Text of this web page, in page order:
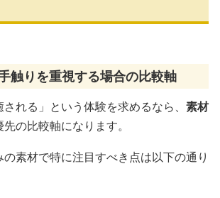
触りを重視する場合の比較軸
される」という体験を求めるなら、 素材
の比較軸になります。
素材で特に注目すべき点は以下の通り